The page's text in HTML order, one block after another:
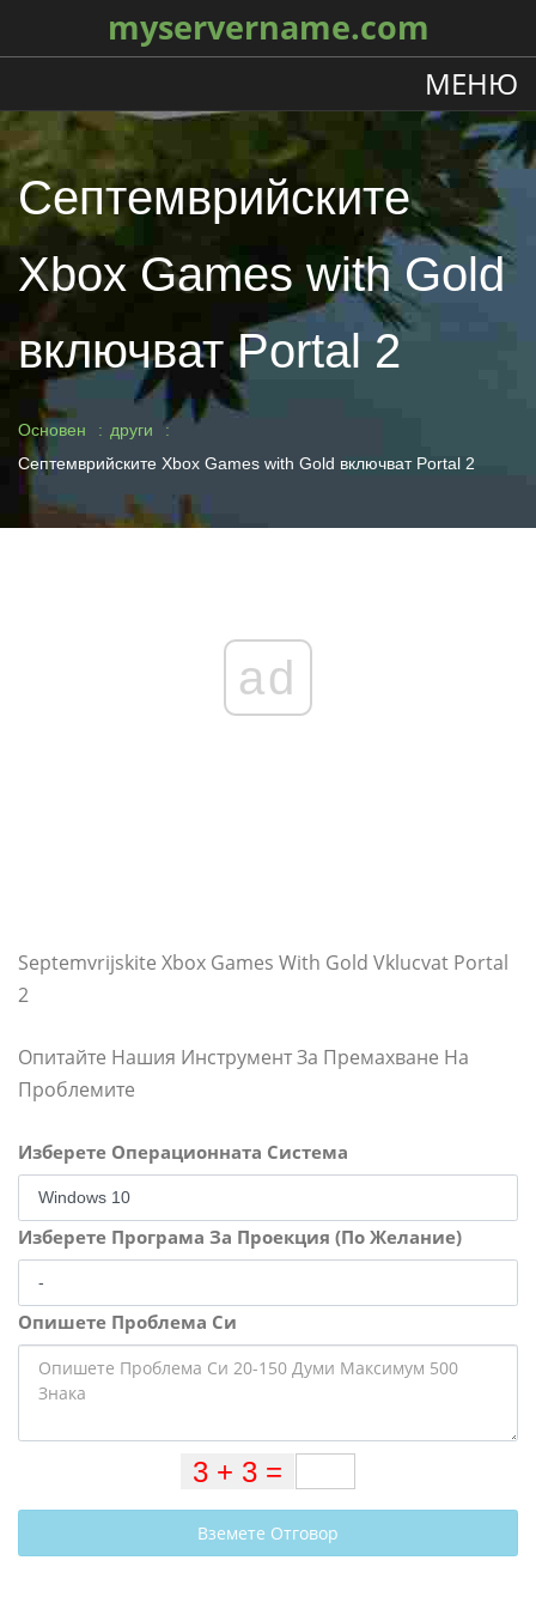
myservername.com
МЕНЮ
Септемврийските
Xbox Games with Gold
включват Portal 2
Основен
други
Септемврийските Xbox Games with Gold включват Portal 2
ad
Septemvrijskite Xbox Games With Gold Vklucvat Portal
2
Опитайте Нашия Инструмент За Премахване На
Проблемите
Изберете Операционната Система
Изберете Програма За Проекция (По Желание)
Опишете Проблема Си
Вземете Отговор